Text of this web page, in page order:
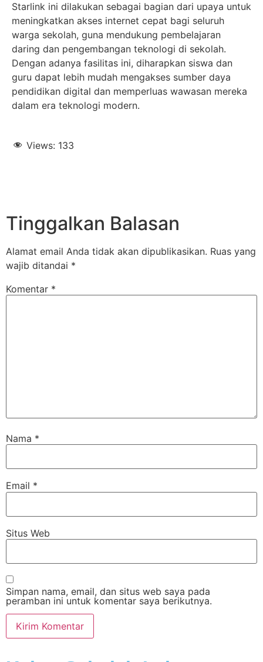
Starlink ini dilakukan sebagai bagian dari upaya untuk
meningkatkan akses internet cepat bagi seluruh
warga sekolah, guna mendukung pembelajaran
daring dan pengembangan teknologi di sekolah.
Dengan adanya fasilitas ini, diharapkan siswa dan
guru dapat lebih mudah mengakses sumber daya
pendidikan digital dan memperluas wawasan mereka
dalam era teknologi modern.
Views: 133
Tinggalkan Balasan
Alamat email Anda tidak akan dipublikasikan. Ruas yang
wajib ditandai *
Komentar *
Nama *
Email *
Situs Web
Simpan nama, email, dan situs web saya pada
peramban ini untuk komentar saya berikutnya.